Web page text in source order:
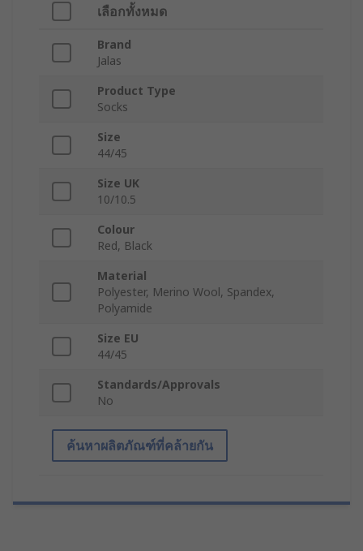
เลือกทั้งหมด
Brand
Jalas
Product Type
Socks
Size
44/45
Size UK
10/10.5
Colour
Red, Black
Material
Polyester, Merino Wool, Spandex,
Polyamide
Size EU
44/45
Standards/Approvals
No
ค้นหาผลิตภัณฑ์ที่คล้ายกัน